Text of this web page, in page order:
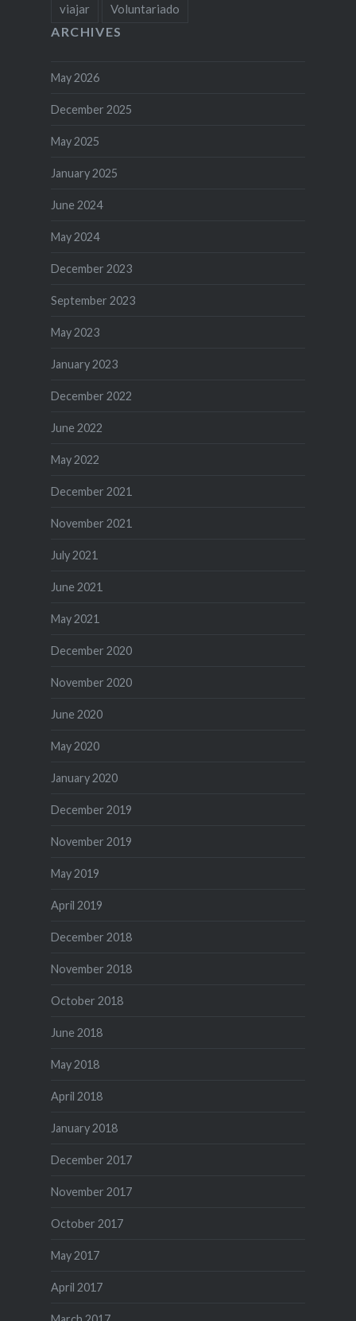
viajar Voluntariado
ARCHIVES
May 2026
December 2025
May 2025
January 2025
June 2024
May 2024
December 2023
September 2023
May 2023
January 2023
December 2022
June 2022
May 2022
December 2021
November 2021
July 2021
June 2021
May 2021
December 2020
November 2020
June 2020
May 2020
January 2020
December 2019
November 2019
May 2019
April 2019
December 2018
November 2018
October 2018
June 2018
May 2018
April 2018
January 2018
December 2017
November 2017
October 2017
May 2017
April 2017